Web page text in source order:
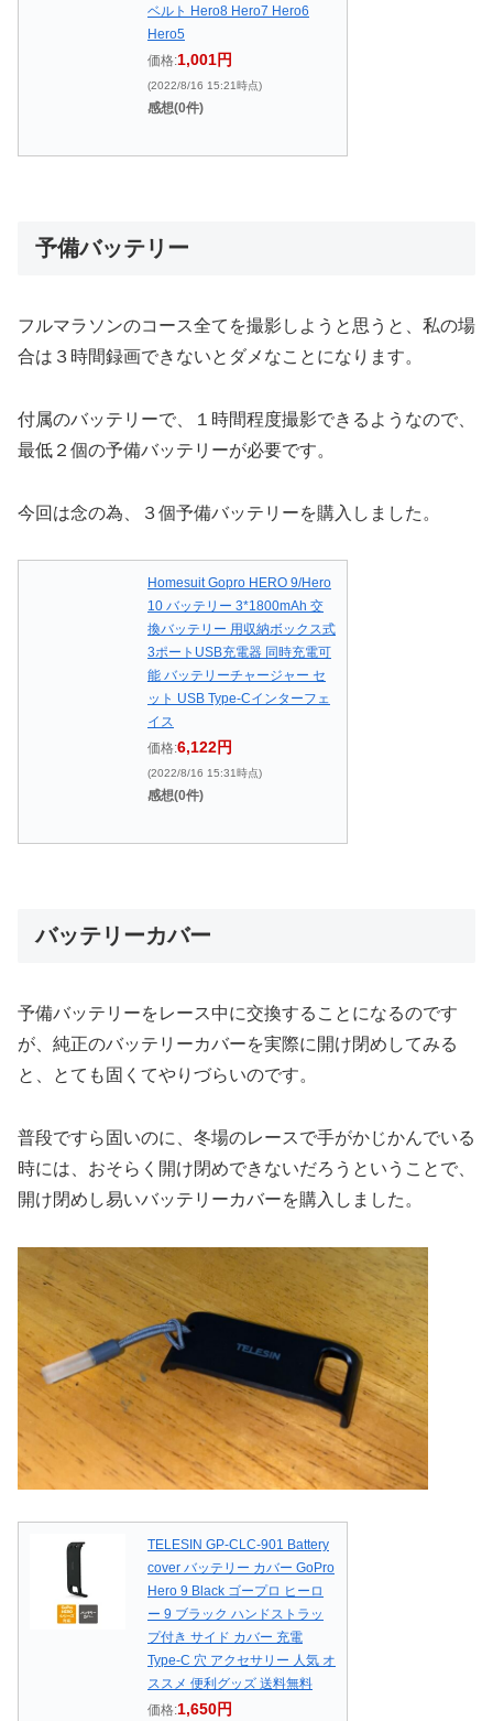
ベルト Hero8 Hero7 Hero6
Hero5
価格:1,001円
(2022/8/16 15:21時点)
感想(0件)
予備バッテリー
フルマラソンのコース全てを撮影しようと思うと、私の場
合は３時間録画できないとダメなことになります。
付属のバッテリーで、１時間程度撮影できるようなので、
最低２個の予備バッテリーが必要です。
今回は念の為、３個予備バッテリーを購入しました。
Homesuit Gopro HERO 9/Hero
10 バッテリー 3*1800mAh 交
換バッテリー 用収納ボックス式
3ポートUSB充電器 同時充電可
能 バッテリーチャージャー セ
ット USB Type-Cインターフェ
イス
価格:6,122円
(2022/8/16 15:31時点)
感想(0件)
バッテリーカバー
予備バッテリーをレース中に交換することになるのです
が、純正のバッテリーカバーを実際に開け閉めしてみる
と、とても固くてやりづらいのです。
普段ですら固いのに、冬場のレースで手がかじかんでいる
時には、おそらく開け閉めできないだろうということで、
開け閉めし易いバッテリーカバーを購入しました。
TELESIN GP-CLC-901 Battery
cover バッテリー カバー GoPro
Hero 9 Black ゴープロ ヒーロ
ー 9 ブラック ハンドストラッ
プ付き サイド カバー 充電
Type-C 穴 アクセサリー 人気 オ
ススメ 便利グッズ 送料無料
価格:1,650円